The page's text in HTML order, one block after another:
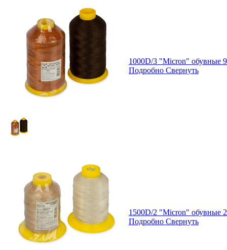
1000D/3 "Micron" обувные
Подробно Свернуть
1500D/2 "Micron" обувные
Подробно Свернуть